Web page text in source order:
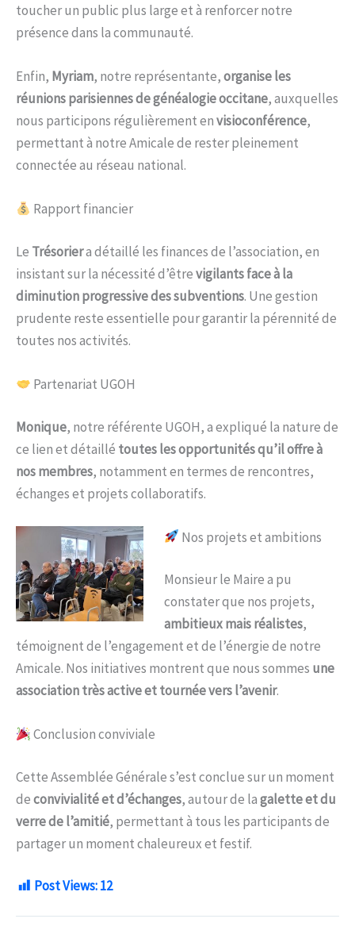
toucher un public plus large et à renforcer notre
présence dans la communauté.
Enfin, Myriam, notre représentante,organise les
réunions parisiennes de généalogie occitane, auxquelles
nous participons régulièrement envisioconférence,
permettant à notre Amicale de rester pleinement
connectée au réseau national.
Rapport financier
Le Trésoriera détaillé les finances de l’association, en
insistant sur la nécessité d’êtrevigilants face à la
diminution progressive des subventions. Une gestion
prudente reste essentielle pour garantir la pérennité de
toutes nos activités.
Partenariat UGOH
Monique, notre référente UGOH, a expliqué la nature de
ce lien et détaillé toutes les opportunités qu’il offre à
nos membres, notamment en termes de rencontres,
échanges et projets collaboratifs.
Nos projets et ambitions
Monsieur le Maire a pu
constater que nos projets,
ambitieux mais réalistes,
témoignent de l’engagement et de l’énergie de notre
Amicale. Nos initiatives montrent que nous sommes une
association très active et tournée vers l’avenir.
Conclusion conviviale
Cette Assemblée Générale s’est conclue sur un moment
deconvivialité et d’échanges, autour de lagalette et du
verre de l’amitié, permettant à tous les participants de
partager un moment chaleureux et festif.
Post Views:12